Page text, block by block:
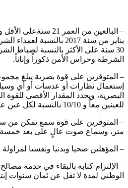
30 سنة على الأكثر بالنسبة لضباط
الشرطة وحراس الأمن ذكوراً وإناثاً.
إستعمال نظارات أو عدسات أو أي
للعينين معاً و 10/10 بالنسبة لكل عين على حدة.
متر، وسماع صوت عالٍ على بعد خمسة (5)
– المؤهلين صحيا وبدنيا ونفسيا
– الإلتزام كتابة بالبقاء في خدمة
الوطني لمدة لا تقل عن ثمان سنوات